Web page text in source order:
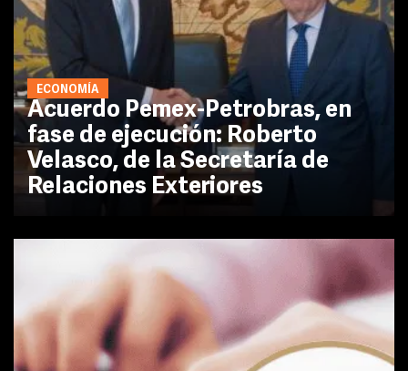
ECONOMÍA
Acuerdo Pemex-Petrobras, en
fase de ejecución: Roberto
Velasco, de la Secretaría de
Relaciones Exteriores